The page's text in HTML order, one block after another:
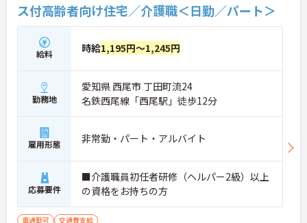
ス付高齢者向け住宅／介護職＜日勤／パート＞
給料 時給1,195円～1,245円
勤務地
愛知県 西尾市 丁田町流24
名鉄西尾線「西尾駅」徒歩12分
雇用形態 非常勤・パート・アルバイト
応募要件
■介護職員初任者研修（ヘルパー2級）以上
の資格をお持ちの方
車通勤可 交通費支給